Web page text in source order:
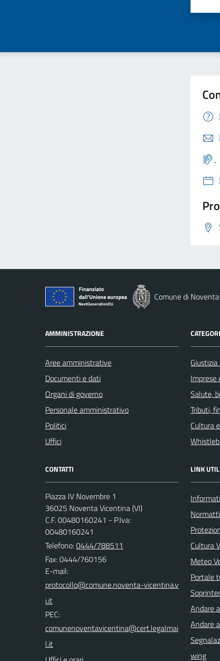
Comune di
AMMINISTRAZIONE
Aree amministrative
Documenti e dati
Organi di governo
Personale amministrativo
Politici
Uffici
Imprese
Salute,
Tributi,
Cultura
CONTATTI
Piazza IV Novembre 1
36025 Noventa Vicentina (VI)
C.F. 00480160241 - P.Iva:
00480160241
Telefono:0444/788511
Fax: 0444/760156
E-mail:
PEC:
LINK
Cultura
Meteo
Portale
Andare
Andare
wing